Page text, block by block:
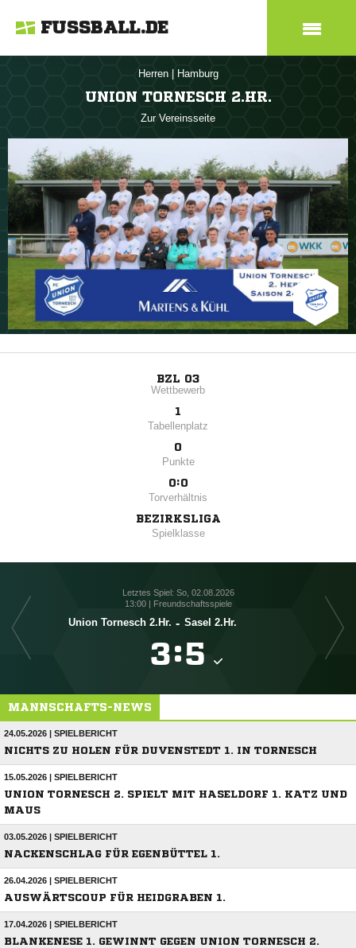
FUSSBALL.DE
Herren Hamburg
UNION TORNESCH 2.HR.
Zur Vereinsseite
BZL 03
Wettbewerb
1
Tabellenplatz
0
Punkte
0:0
Torverhältnis
BEZIRKSLIGA
Spielklasse
Letztes Spiel: So, 02.08.2026
13:00 | Freundschaftsspiele
Union Tornesch 2.Hr. - Sasel 2.Hr.
:
MANNSCHAFTS-NEWS
24.05.2026 | SPIELBERICHT
NICHTS ZU HOLEN FÜR DUVENSTEDT 1. IN TORNESCH
15.05.2026 | SPIELBERICHT
UNION TORNESCH 2. SPIELT MIT HASELDORF 1. KATZ UND
MAUS
03.05.2026 | SPIELBERICHT
NACKENSCHLAG FÜR EGENBÜTTEL 1.
26.04.2026 | SPIELBERICHT
AUSWÄRTSCOUP FÜR HEIDGRABEN 1.
17.04.2026 | SPIELBERICHT
BLANKENESE 1. GEWINNT GEGEN UNION TORNESCH 2.